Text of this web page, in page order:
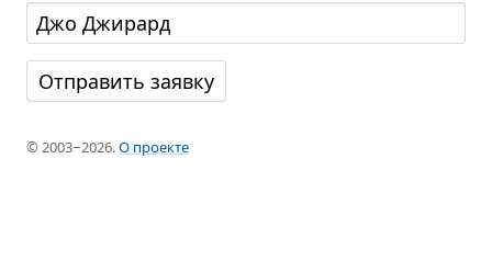
© 2003−2026.О проекте